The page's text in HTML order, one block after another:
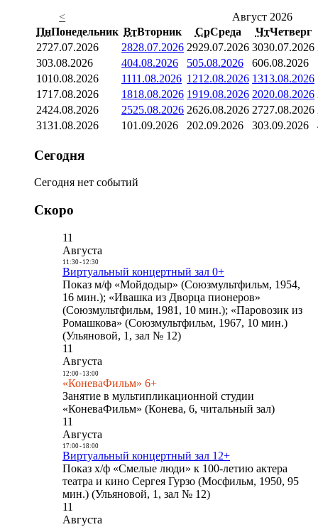
<
Август 2026
ПнПонедельник ВтВторник СрСреда ЧтЧетверг
2727.07.2026 2828.07.2026 2929.07.2026 3030.07.2026
303.08.2026 404.08.2026 505.08.2026 606.08.2026
1010.08.2026 1111.08.2026 1212.08.2026 1313.08.2026
1717.08.2026 1818.08.2026 1919.08.2026 2020.08.2026
2424.08.2026 2525.08.2026 2626.08.2026 2727.08.2026
3131.08.2026 101.09.2026 202.09.2026 303.09.2026
Сегодня
Сегодня нет событий
Скоро
11
Августа
11:30- 12:30
Виртуальный концертный зал 0+
Показ м/ф «Мойдодыр» (Союзмультфильм, 1954,
16 мин.); «Ивашка из Дворца пионеров»
(Союзмультфильм, 1981, 10 мин.); «Паровозик из
Ромашкова» (Союзмультфильм, 1967, 10 мин.)
(Ульяновой, 1, зал № 12)
11
Августа
12:00- 13:00
«КоневаФильм» 6+
Занятие в мультипликационной студии
«КоневаФильм» (Конева, 6, читальный зал)
11
Августа
17:00- 18:00
Виртуальный концертный зал 12+
Показ х/ф «Смелые люди» к 100-летию актера
театра и кино Сергея Гурзо (Мосфильм, 1950, 95
мин.) (Ульяновой, 1, зал № 12)
11
Августа